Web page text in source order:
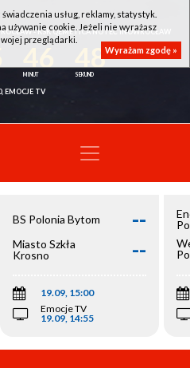
- KSK QEMETICA NOTEĆ INOWROCŁAW
48
EMOCJE TV
BS Polonia Bytom --
Miasto Szkła
Krosno
--
19.09, 15:00
Emocje TV
19.09, 14:55
usług, reklamy, statystyk.
używanie cookie. Jeżeli nie wyrażasz
przeglądarki.
Wyrażam zgodę »